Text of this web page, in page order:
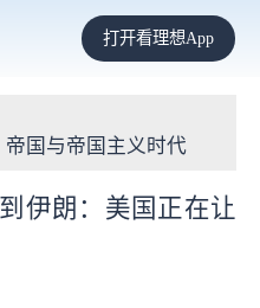
打开看理想App
帝国与帝国主义时代
伊朗：美国正在让